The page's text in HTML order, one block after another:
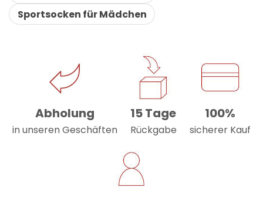
Sportsocken für Mädchen
Abholung
in unseren Geschäften
15 Tage
Rückgabe
100%
sicherer Kauf